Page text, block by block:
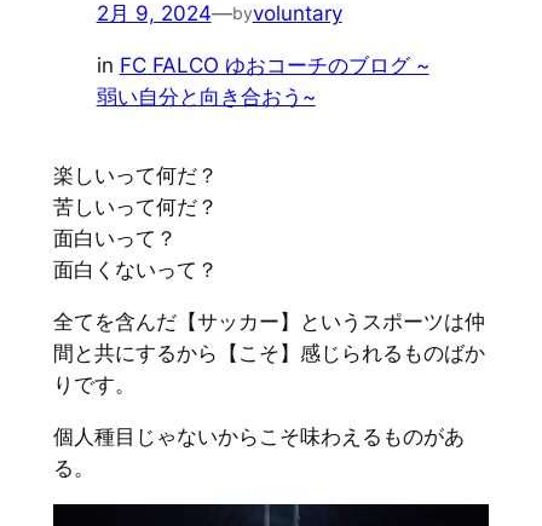
2月 9, 2024—byvoluntary
in FC FALCO ゆおコーチのブログ ~
弱い自分と向き合おう~
楽しいって何だ？
苦しいって何だ？
面白いって？
面白くないって？
全てを含んだ【サッカー】というスポーツは仲
間と共にするから【こそ】感じられるものばか
りです。
個人種目じゃないからこそ味わえるものがあ
る。